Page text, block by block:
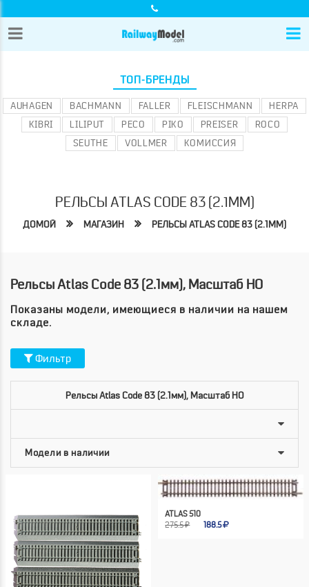
ТОП-БРЕНДЫ
AUHAGEN BACHMANN FALLER FLEISCHMANN
HERPA
KIBRI
LILIPUT PECO PIKO PREISER
ROCO
SEUTHE
VOLLMER КОМИССИЯ
РЕЛЬСЫ ATLAS CODE 83 (2.1ММ)
ДОМОЙ МАГАЗИН РЕЛЬСЫ ATLAS CODE 83 (2.1ММ)
Рельсы Atlas Code 83 (2.1мм), Масштаб HO
Показаны модели, имеющиеся в наличии на нашем
складе.
Фильтр
Рельсы Atlas Code 83 (2.1мм), Масштаб HO
ATLAS 510
275.5 ₽
188.5